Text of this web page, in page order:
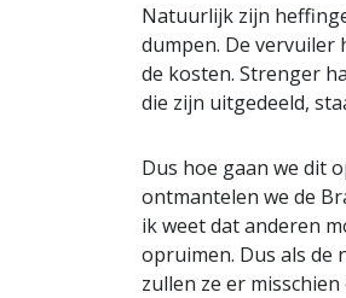
Natuurlijk zijn
dumpen. De
de kosten. Strenger
die zijn uitgedeeld,
Dus hoe gaan we dit
ontmantelen we de
ik weet dat anderen
opruimen. Dus als
zullen ze er